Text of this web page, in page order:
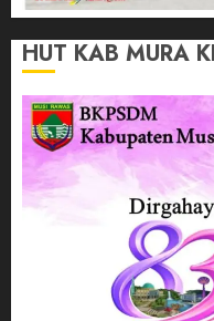
HUT KAB MURA